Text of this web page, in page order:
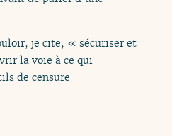
je cite, « sécuriser et
la voie à ce qui
de censure